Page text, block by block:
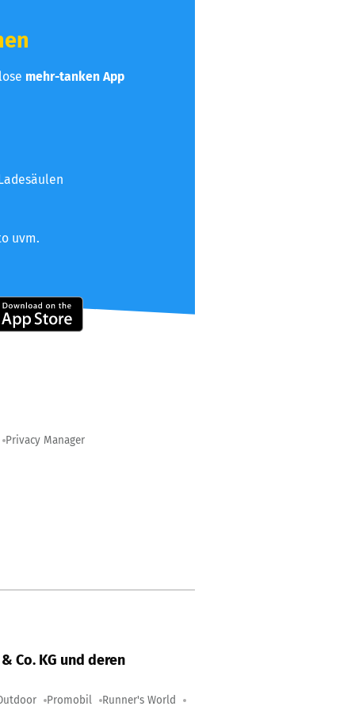
mehr-tanken App
uvm.
Privacy Manager
Co. KG und deren
Promobil Runner's World